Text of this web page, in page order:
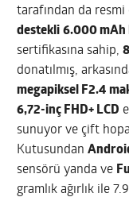
tarafından da resmi
destekli 6.000 mAh
sertifikasına sahip,
donatılmış,
megapiksel F2.4
6,72-inç FHD+ LCD
sunuyor ve çift
Kutusundan
sensörü yanda ve
gramlık ağırlık ile